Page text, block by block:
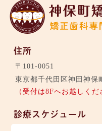
住所
〒101-0051
東京都千代田区神田神
（受付は8Fへお越しくだ
診療スケジュール